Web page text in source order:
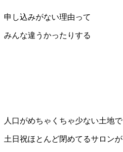
申し込みがない理由って
みんな違うかったりする
人口がめちゃくちゃ少ない土地で
土日祝ほとんど閉めてるサロンが